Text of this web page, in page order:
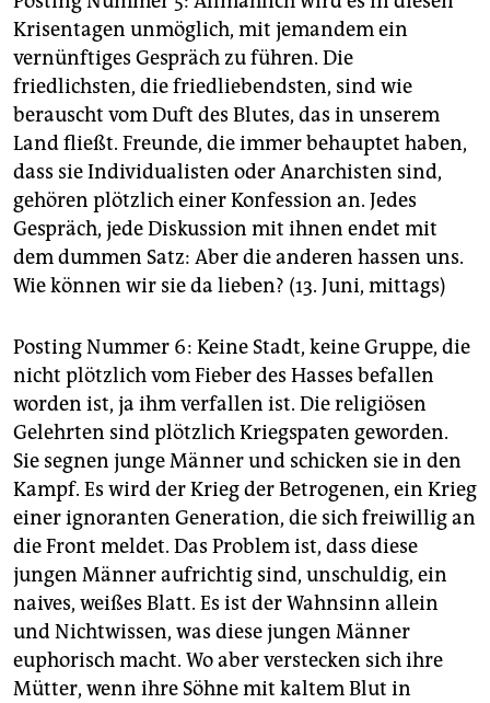
Krisentagen unmöglich, mit jemandem ein
vernünftiges Gespräch zu führen. Die
friedlichsten, die friedliebendsten, sind wie
berauscht vom Duft des Blutes, das in unserem
Land fließt. Freunde, die immer behauptet haben,
dass sie Individualisten oder Anarchisten sind,
gehören plötzlich einer Konfession an. Jedes
Gespräch, jede Diskussion mit ihnen endet mit
dem dummen Satz: Aber die anderen hassen uns.
Wie können wir sie da lieben? (13. Juni, mittags)
Posting Nummer 6: Keine Stadt, keine Gruppe, die
nicht plötzlich vom Fieber des Hasses befallen
worden ist, ja ihm verfallen ist. Die religiösen
Gelehrten sind plötzlich Kriegspaten geworden.
Sie segnen junge Männer und schicken sie in den
Kampf. Es wird der Krieg der Betrogenen, ein Krieg
einer ignoranten Generation, die sich freiwillig an
die Front meldet. Das Problem ist, dass diese
jungen Männer aufrichtig sind, unschuldig, ein
naives, weißes Blatt. Es ist der Wahnsinn allein
und Nichtwissen, was diese jungen Männer
euphorisch macht. Wo aber verstecken sich ihre
Mütter, wenn ihre Söhne mit kaltem Blut in